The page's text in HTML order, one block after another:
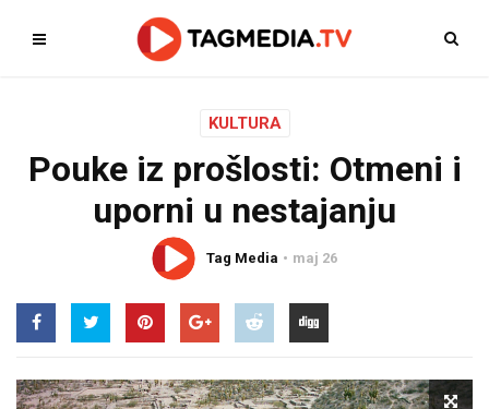
KULTURA
Pouke iz prošlosti: Otmeni i
uporni u nestajanju
Tag Media maj 26